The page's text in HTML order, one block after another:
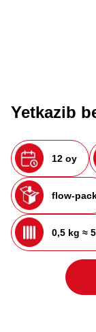
Yetkazib
12 oy
flow-
0,5 kg ≈